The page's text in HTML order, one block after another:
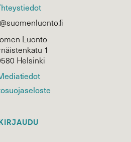
Luonto
1
Helsinki